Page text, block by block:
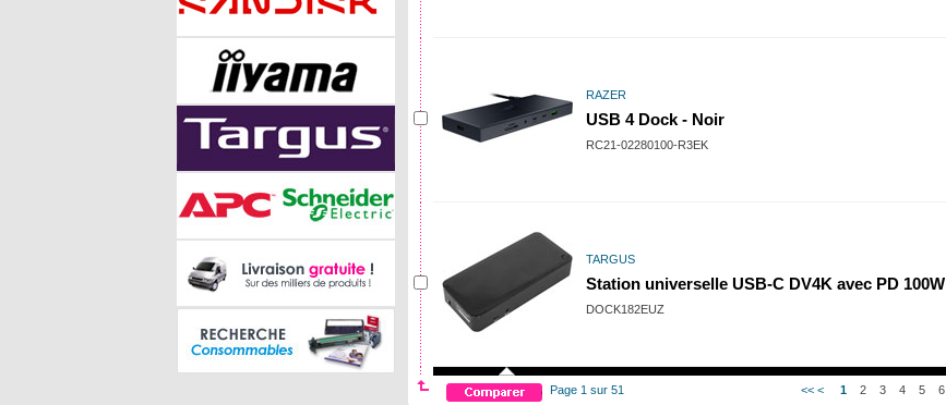
RAZER
USB 4 Dock - Noir
RC21-02280100-R3EK
TARGUS
Station universelle USB-C DV4K avec PD 100W
DOCK182EUZ
Page 1 sur 51 << < 1 2 3 4 5 6